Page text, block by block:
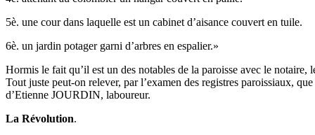
5è. une cour dans laquelle est un cabinet d’aisance couvert en tuile.
6è. un jardin potager garni d’arbres en espalier.»
Hormis le fait qu’il est un des notables de la paroisse avec le notaire,
Tout juste peut-on relever, par l’examen des registres paroissiaux,
d’Etienne JOURDIN, laboureur.
La Révolution.